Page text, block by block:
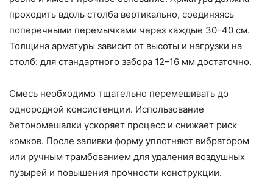
проходить вдоль столба вертикально, соединяясь
поперечными перемычками через каждые 30–40 см.
Толщина арматуры зависит от высоты и нагрузки на
столб: для стандартного забора 12–16 мм достаточно.
Смесь необходимо тщательно перемешивать до
однородной консистенции. Использование
бетономешалки ускоряет процесс и снижает риск
комков. После заливки форму уплотняют вибратором
или ручным трамбованием для удаления воздушных
пузырей и повышения прочности конструкции.